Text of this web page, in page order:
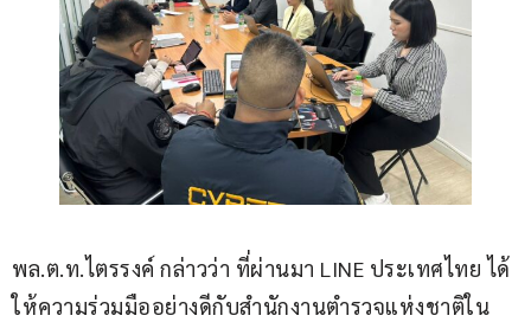
พล.ต.ท.ไตรรงค์ กล่าวว่า ที่ผ่านมา LINE ประเทศไทย ได้
ให้ความร่วมมืออย่างดีกับสำนักงานตำรวจแห่งชาติใน